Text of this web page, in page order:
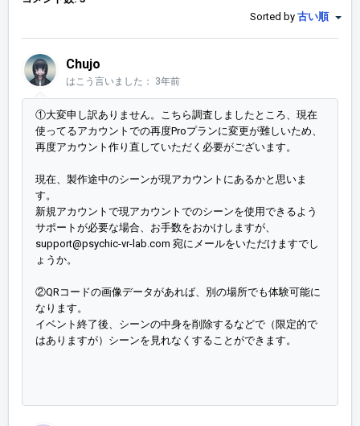
Sorted by 古い順
Chujo
はこう言いました： 3年前
①大変申し訳ありません。こちら調査しましたところ、現在
使ってるアカウントでの再度Proプランに変更が難しいため、
再度アカウント作り直していただく必要がございます。
現在、製作途中のシーンが現アカウントにあるかと思いま
す。
新規アカウントで現アカウントでのシーンを使用できるよう
サポートが必要な場合、お手数をおかけしますが、
support@psychic-vr-lab.com 宛にメールをいただけますでし
ょうか。
②QRコードの画像データがあれば、別の場所でも体験可能に
なります。
イベント終了後、シーンの中身を削除するなどで（限定的で
はありますが）シーンを見れなくすることができます。